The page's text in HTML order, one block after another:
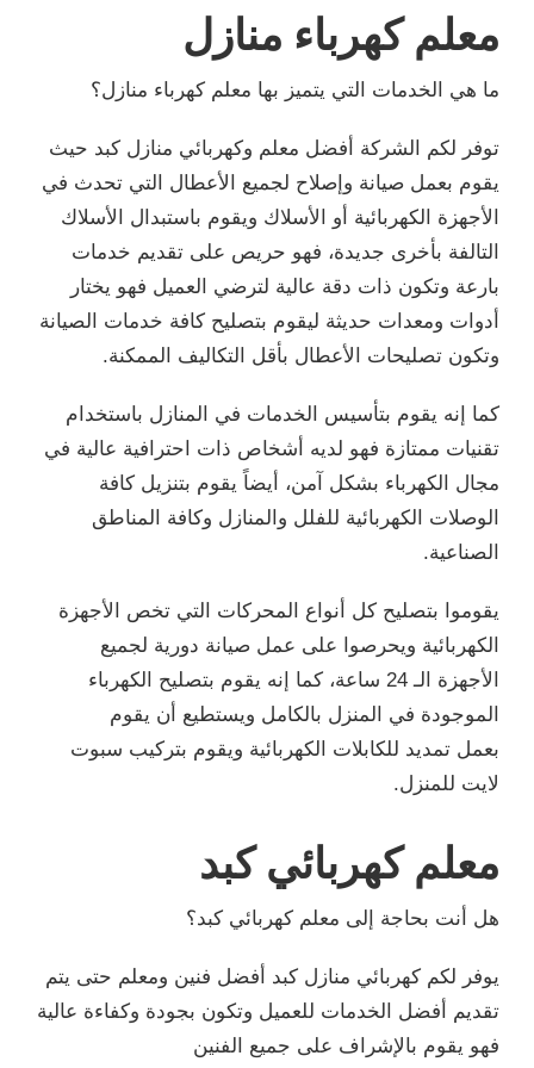
معلم كهرباء منازل
ما هي الخدمات التي يتميز بها معلم كهرباء منازل؟
توفر لكم الشركة أفضل معلم وكهربائي منازل كبد حيث
يقوم بعمل صيانة وإصلاح لجميع الأعطال التي تحدث في
الأجهزة الكهربائية أو الأسلاك ويقوم باستبدال الأسلاك
التالفة بأخرى جديدة، فهو حريص على تقديم خدمات
بارعة وتكون ذات دقة عالية لترضي العميل فهو يختار
أدوات ومعدات حديثة ليقوم بتصليح كافة خدمات الصيانة
وتكون تصليحات الأعطال بأقل التكاليف الممكنة.
كما إنه يقوم بتأسيس الخدمات في المنازل باستخدام
تقنيات ممتازة فهو لديه أشخاص ذات احترافية عالية في
مجال الكهرباء بشكل آمن، أيضاً يقوم بتنزيل كافة
الوصلات الكهربائية للفلل والمنازل وكافة المناطق
الصناعية.
يقوموا بتصليح كل أنواع المحركات التي تخص الأجهزة
الكهربائية ويحرصوا على عمل صيانة دورية لجميع
الأجهزة الـ 24 ساعة، كما إنه يقوم بتصليح الكهرباء
الموجودة في المنزل بالكامل ويستطيع أن يقوم
بعمل تمديد للكابلات الكهربائية ويقوم بتركيب سبوت
لايت للمنزل.
معلم كهربائي كبد
هل أنت بحاجة إلى معلم كهربائي كبد؟
يوفر لكم كهربائي منازل كبد أفضل فنين ومعلم حتى يتم
تقديم أفضل الخدمات للعميل وتكون بجودة وكفاءة عالية
فهو يقوم بالإشراف على جميع الفنين